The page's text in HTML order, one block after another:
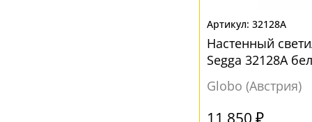
32128A
Настенный
Segga 32128A
Globo (Австрия)
11 850 ₽